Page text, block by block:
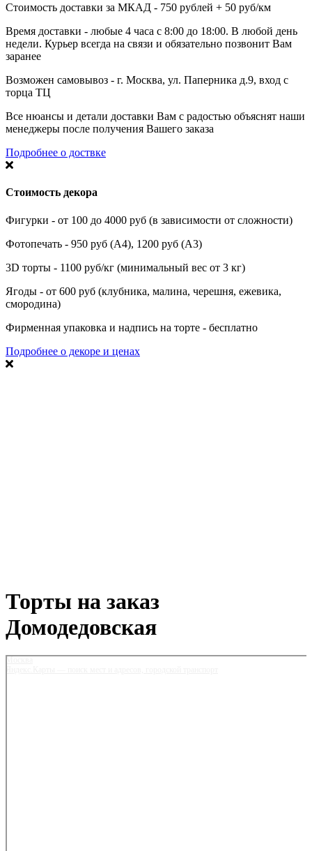
Стоимость доставки за МКАД - 750 рублей + 50 руб/км
Время доставки - любые 4 часа с 8:00 до 18:00. В любой день
недели. Курьер всегда на связи и обязательно позвонит Вам
заранее
Возможен самовывоз - г. Москва, ул. Паперника д.9, вход с
торца ТЦ
Все нюансы и детали доставки Вам с радостью объяснят наши
менеджеры после получения Вашего заказа
Подробнее о доствке
Стоимость декора
Фигурки - от 100 до 4000 руб (в зависимости от сложности)
Фотопечать - 950 руб (А4), 1200 руб (А3)
3D торты - 1100 руб/кг (минимальный вес от 3 кг)
Ягоды - от 600 руб (клубника, малина, черешня, ежевика,
смородина)
Фирменная упаковка и надпись на торте - бесплатно
Подробнее о декоре и ценах
Торты на заказ
Домодедовская